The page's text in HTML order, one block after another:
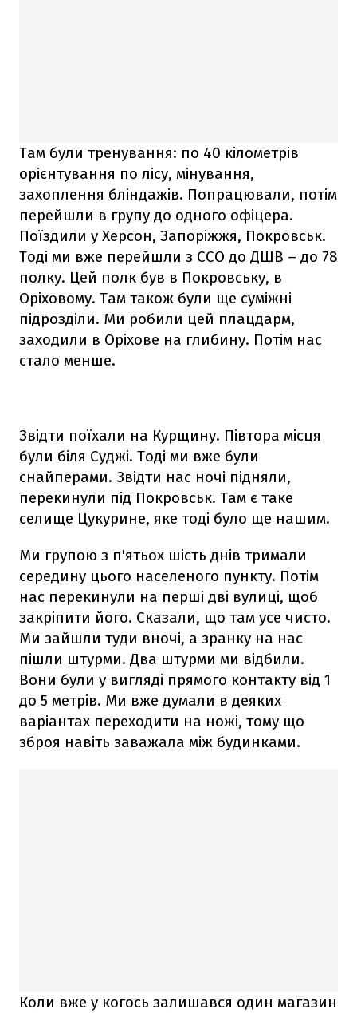
Там були тренування: по 40 кілометрів
орієнтування по лісу, мінування,
захоплення бліндажів. Попрацювали, потім
перейшли в групу до одного офіцера.
Поїздили у Херсон, Запоріжжя, Покровськ.
Тоді ми вже перейшли з ССО до ДШВ – до 78
полку. Цей полк був в Покровську, в
Оріховому. Там також були ще суміжні
підрозділи. Ми робили цей плацдарм,
заходили в Оріхове на глибину. Потім нас
стало менше.
Звідти поїхали на Курщину. Півтора місця
були біля Суджі. Тоді ми вже були
снайперами. Звідти нас ночі підняли,
перекинули під Покровськ. Там є таке
селище Цукурине, яке тоді було ще нашим.
Ми групою з п'ятьох шість днів тримали
середину цього населеного пункту. Потім
нас перекинули на перші дві вулиці, щоб
закріпити його. Сказали, що там усе чисто.
Ми зайшли туди вночі, а зранку на нас
пішли штурми. Два штурми ми відбили.
Вони були у вигляді прямого контакту від 1
до 5 метрів. Ми вже думали в деяких
варіантах переходити на ножі, тому що
зброя навіть заважала між будинками.
Коли вже у когось залишався один магазин